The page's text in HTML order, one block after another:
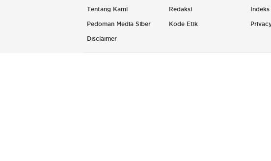
Tentang Kami Redaksi Indeks
Pedoman Media Siber Kode Etik
Disclaimer